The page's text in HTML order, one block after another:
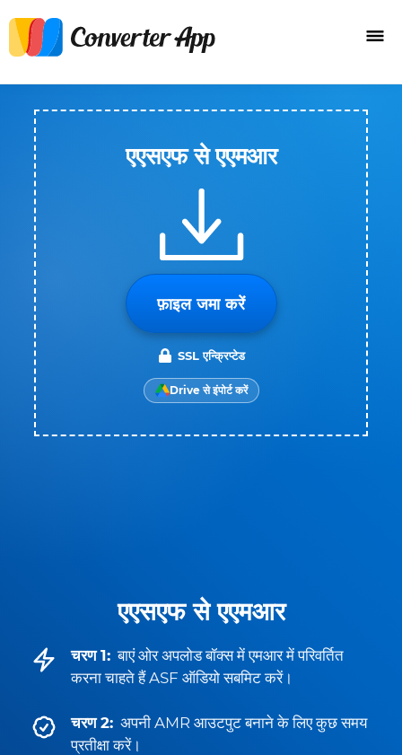
एएसएफ से एएमआर
चरण 1: बाएं ओर अपलोड बॉक्स में एमआर में परिवर्तित
करना चाहते हैं ASF ऑडियो सबमिट करें।
चरण 2: अपनी AMR आउटपुट बनाने के लिए कुछ समय
प्रतीक्षा करें।
एएसएफ से एएमआर
फ़ाइल जमा करें
SSL एन्क्रिप्टेड
Drive से इंपोर्ट करें